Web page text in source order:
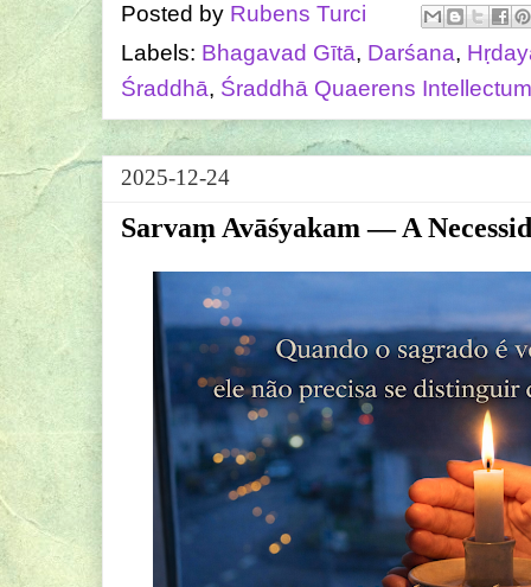
Posted by Rubens Turci
Labels: Bhagavad Gītā, Darśana,
Śraddhā, Śraddhā Quaerens Intellectum
2025-12-24
Sarvaṃ Avāśyakam — A